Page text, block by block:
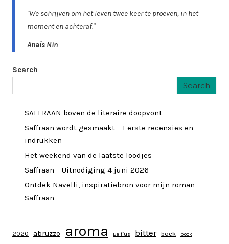
"We schrijven om het leven twee keer te proeven, in het
moment en achteraf."
Anaïs Nin
Search
Search
SAFFRAAN boven de literaire doopvont
Saffraan wordt gesmaakt – Eerste recensies en
indrukken
Het weekend van de laatste loodjes
Saffraan – Uitnodiging 4 juni 2026
Ontdek Navelli, inspiratiebron voor mijn roman
Saffraan
2020 abruzzo aroma Belfius bitter boek book